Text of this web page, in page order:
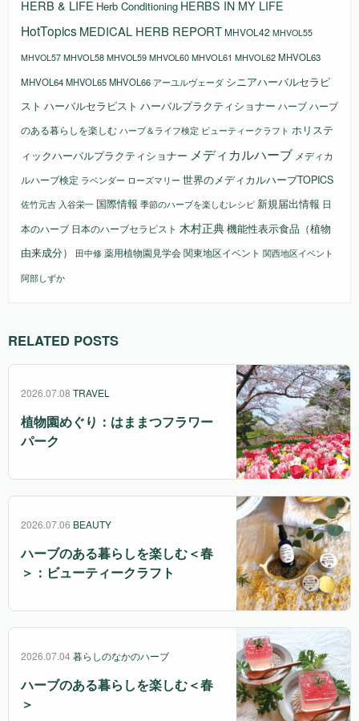
HERB & LIFE Herb Conditioning HERBS IN MY LIFE
HotTopics MEDICAL HERB REPORTMHVOL42 MHVOL55
MHVOL57 MHVOL58 MHVOL59 MHVOL60 MHVOL61 MHVOL62MHVOL63
MHVOL64MHVOL65MHVOL66 アーユルヴェーダ シニアハーバルセラピ
スト ハーバルセラピスト ハーバルプラクティショナー ハーブハーブ
のある暮らしを楽しむ ハーブ＆ライフ検定 ビューティークラフト ホリステ
ィックハーバルプラクティショナー メディカルハーブ メディカ
ルハーブ検定 ラベンダー ローズマリー 世界のメディカルハーブTOPICS
佐竹元吉 入谷栄一 国際情報 季節のハーブを楽しむレシピ 新規届出情報 日
本のハーブ 日本のハーブセラピスト 木村正典機能性表示食品（植物
由来成分）
田中修 薬用植物園見学会関東地区イベント 関西地区イベント
阿部しずか
RELATED POSTS
2026.07.08 TRAVEL
植物園めぐり：はままつフラワー
パーク
2026.07.06 BEAUTY
ハーブのある暮らしを楽しむ＜春
＞：ビューティークラフト
2026.07.04暮らしのなかのハーブ
ハーブのある暮らしを楽しむ＜春
＞